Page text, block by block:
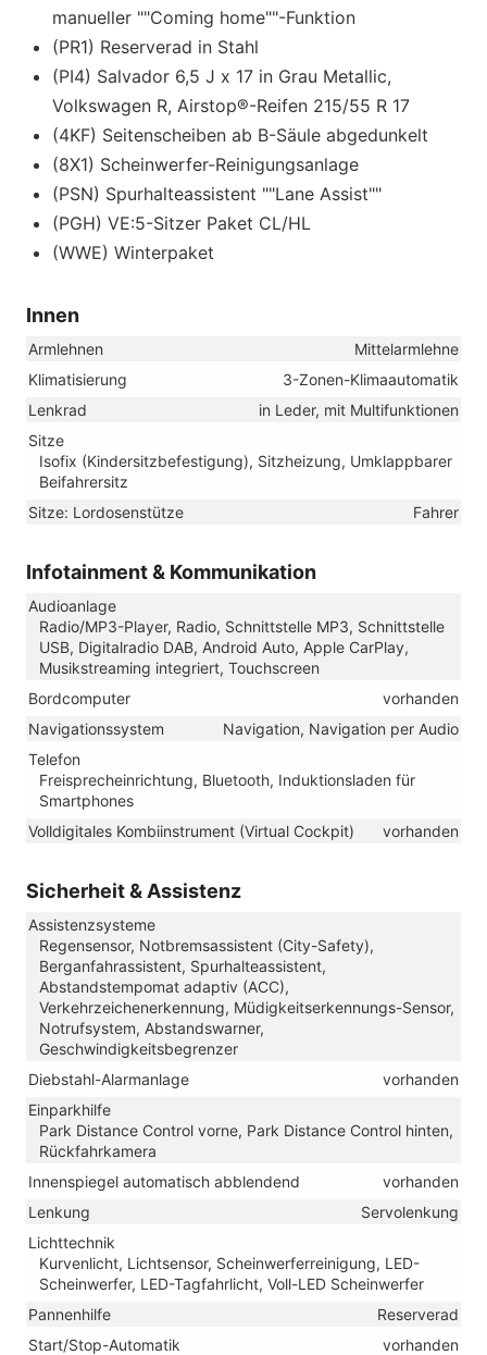
manueller ""Coming home""-Funktion
(PR1) Reserverad in Stahl
(PI4) Salvador 6,5 J x 17 in Grau Metallic,
Volkswagen R, Airstop®-Reifen 215/55 R 17
(4KF) Seitenscheiben ab B-Säule abgedunkelt
(8X1) Scheinwerfer-Reinigungsanlage
(PSN) Spurhalteassistent ""Lane Assist""
(PGH) VE:5-Sitzer Paket CL/HL
(WWE) Winterpaket
Innen
Armlehnen
Mittelarmlehne
Klimatisierung
3-Zonen-Klimaautomatik
Lenkrad
in Leder, mit Multifunktionen
Sitze
Isofix (Kindersitzbefestigung), Sitzheizung, Umklappbarer
Beifahrersitz
Sitze: Lordosenstütze
Fahrer
Infotainment & Kommunikation
Audioanlage
Radio/MP3-Player, Radio, Schnittstelle MP3, Schnittstelle
USB, Digitalradio DAB, Android Auto, Apple CarPlay,
Musikstreaming integriert, Touchscreen
Bordcomputer
vorhanden
Navigationssystem
Navigation, Navigation per Audio
Telefon
Freisprecheinrichtung, Bluetooth, Induktionsladen für
Smartphones
Volldigitales Kombiinstrument (Virtual Cockpit)
vorhanden
Sicherheit & Assistenz
Assistenzsysteme
Regensensor, Notbremsassistent (City-Safety),
Berganfahrassistent, Spurhalteassistent,
Abstandstempomat adaptiv (ACC),
Verkehrzeichenerkennung, Müdigkeitserkennungs-Sensor,
Notrufsystem, Abstandswarner,
Geschwindigkeitsbegrenzer
Diebstahl-Alarmanlage
vorhanden
Einparkhilfe
Park Distance Control vorne, Park Distance Control hinten,
Rückfahrkamera
Innenspiegel automatisch abblendend
vorhanden
Lenkung
Servolenkung
Lichttechnik
Kurvenlicht, Lichtsensor, Scheinwerferreinigung, LED-
Scheinwerfer, LED-Tagfahrlicht, Voll-LED Scheinwerfer
Pannenhilfe
Reserverad
Start/Stop-Automatik
vorhanden